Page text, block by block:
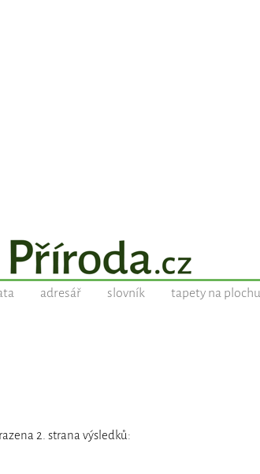
adresář slovník tapety na plochu
2. strana výsledků: